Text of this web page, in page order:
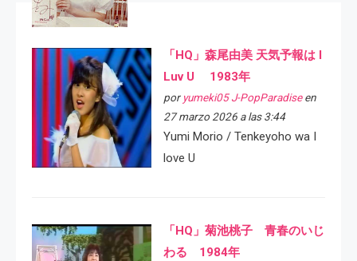
「HQ」森尾由美 天気予報は I
Luv U 1983年
por yumeki05 J-PopParadiseen
27 marzo 2026 a las 3:44
Yumi Morio / Tenkeyoho wa I
love U
「HQ」菊池桃子 青春のいじ
わる 1984年